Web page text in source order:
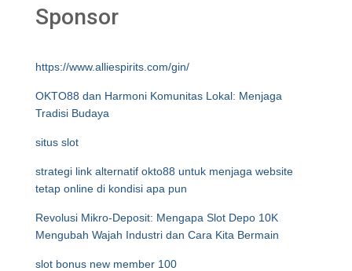
Sponsor
https://www.alliespirits.com/gin/
OKTO88 dan Harmoni Komunitas Lokal: Menjaga
Tradisi Budaya
situs slot
strategi link alternatif okto88 untuk menjaga website
tetap online di kondisi apa pun
Revolusi Mikro-Deposit: Mengapa Slot Depo 10K
Mengubah Wajah Industri dan Cara Kita Bermain
slot bonus new member 100